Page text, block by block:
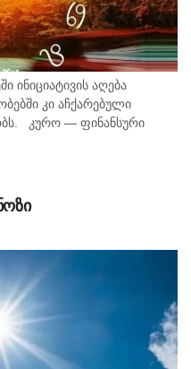
ინიციატივის აღება
კი აჩქარებული
კურო — ფინანსური
დღეა. შეიძლება
პირად ცხოვრებაში...